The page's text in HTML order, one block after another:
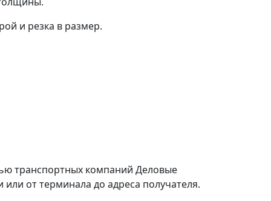
и резка в размер.
транспортных компаний Деловые
от терминала до адреса получателя.